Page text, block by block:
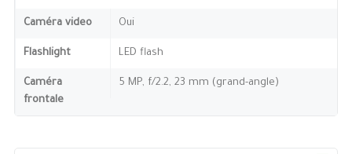
Caméra video Oui
Flashlight LED flash
Caméra
frontale
5 MP, f/2.2, 23 mm (grand-angle)